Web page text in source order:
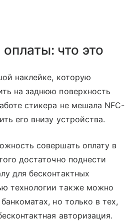
что это
наклейке, которую
на заднюю поверхность
стикера не мешала NFC-
его внизу устройства.
совершать оплату в
достаточно поднести
для бесконтактных
технологии также можно
но только в тех,
авторизация.